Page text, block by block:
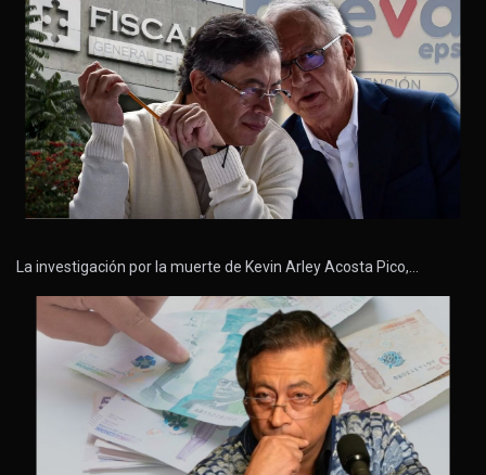
La investigación por la muerte de Kevin Arley Acosta Pico,…